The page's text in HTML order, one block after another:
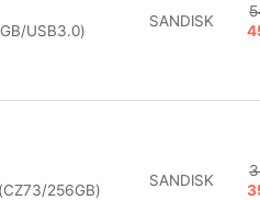
USB3.0)
SANDISK
256GB)
SANDISK